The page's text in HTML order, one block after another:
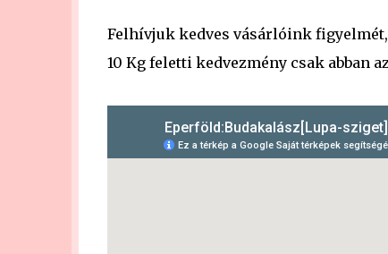
Felhívjuk kedves vásárlóink figyelmét,
10 Kg feletti kedvezmény csak abban